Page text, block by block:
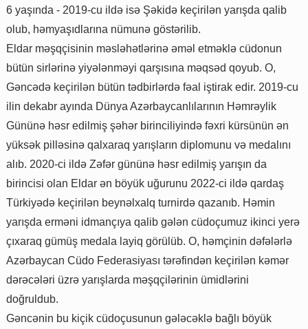
6 yaşında - 2019-cu ildə isə Şəkidə keçirilən yarışda qalib
olub, həmyaşıdlarına nümunə göstərilib.
Eldar məşqçisinin məsləhətlərinə əməl etməklə cüdonun
bütün sirlərinə yiyələnməyi qarşısına məqsəd qoyub. O,
Gəncədə keçirilən bütün tədbirlərdə fəal iştirak edir. 2019-cu
ilin dekabr ayında Dünya Azərbaycanlılarının Həmrəylik
Gününə həsr edilmiş şəhər birinciliyində fəxri kürsünün ən
yüksək pilləsinə qalxaraq yarışların diplomunu və medalını
alıb. 2020-ci ildə Zəfər gününə həsr edilmiş yarışın da
birincisi olan Eldar ən böyük uğurunu 2022-ci ildə qardaş
Türkiyədə keçirilən beynəlxalq turnirdə qazanıb. Həmin
yarışda erməni idmançıya qalib gələn cüdoçumuz ikinci yerə
çıxaraq gümüş medala layiq görülüb. O, həmçinin dəfələrlə
Azərbaycan Cüdo Federasiyası tərəfindən keçirilən kəmər
dərəcələri üzrə yarışlarda məşqçilərinin ümidlərini
doğruldub.
Gəncənin bu kiçik cüdoçusunun gələcəklə bağlı böyük